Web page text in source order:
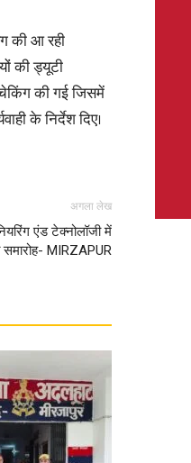
की आ रही
की ड्यूटी
की गई जिसमें
के निर्देश दिए।
अगला लेख
एंड टेक्नोलॉजी में
समारोह- MIRZAPUR